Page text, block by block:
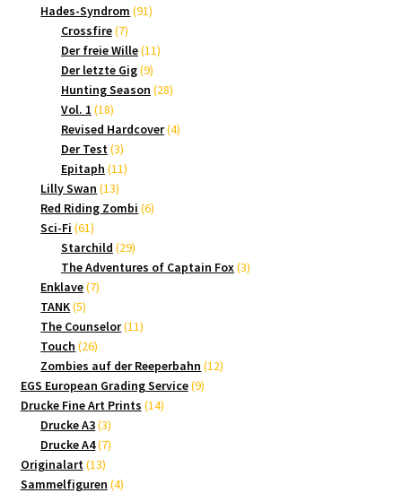
Produkte
Hades-Syndrom 9191
Crossfire 77
Produkte
Der freie Wille 1111
Der letzte Gig 99
Produkte
Hunting Season 2828
Vol. 1 1818
Produkte
Revised Hardcover 44
Der Test 33
Produkte
Epitaph 1111
Lilly Swan 1313
Produkte
Red Riding Zombi 66
Sci-Fi 6161
Produkte
Starchild 2929
Produkte
The Adventures of Captain Fox 33
Enklave 77
TANK 55
Produkte
The Counselor 1111
Touch 2626
Produkte
Zombies auf der Reeperbahn 1212
EGS European Grading Service 99
Drucke Fine Art Prints 1414
Drucke A3 33
Produkte
Drucke A4 77
Originalart 1313
Produkte
Sammelfiguren 44